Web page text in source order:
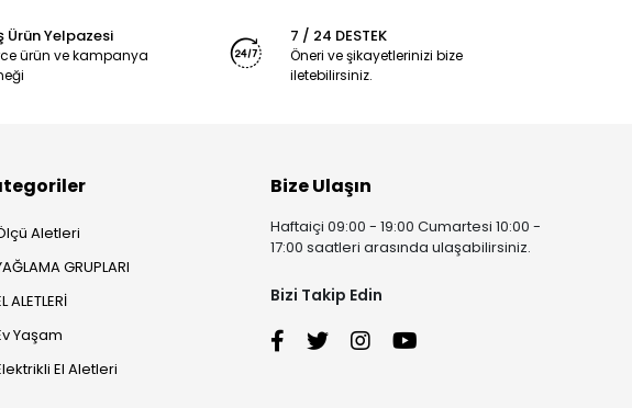
Ürün Yelpazesi
ürün ve kampanya
7 / 24 DESTEK
Öneri ve şikayetlerinizi bize
iletebilirsiniz.
Aletleri
GRUPLARI
ALETLERİ
Yaşam
El Aletleri
Bize Ulaşın
Haftaiçi 09:00 - 19:00 Cumartesi 10:00 -
17:00 saatleri arasında ulaşabilirsiniz.
Bizi Takip Edin